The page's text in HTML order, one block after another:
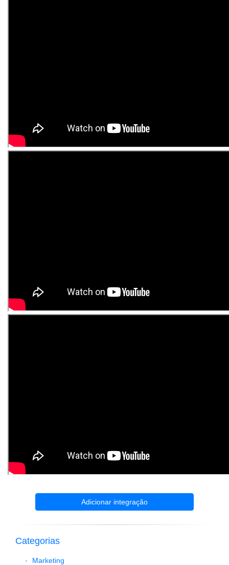
Adicionar integração
Categorias
Marketing